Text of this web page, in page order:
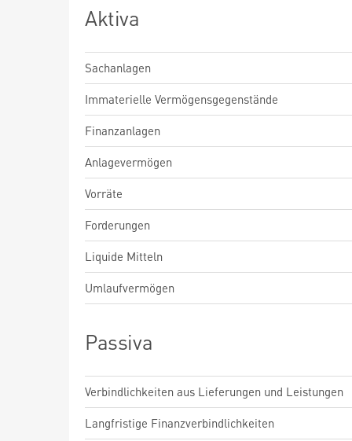
Aktiva
Sachanlagen
Immaterielle Vermögensgegenstände
Finanzanlagen
Anlagevermögen
Vorräte
Forderungen
Liquide Mitteln
Umlaufvermögen
Passiva
Verbindlichkeiten aus Lieferungen und Leistungen
Langfristige Finanzverbindlichkeiten